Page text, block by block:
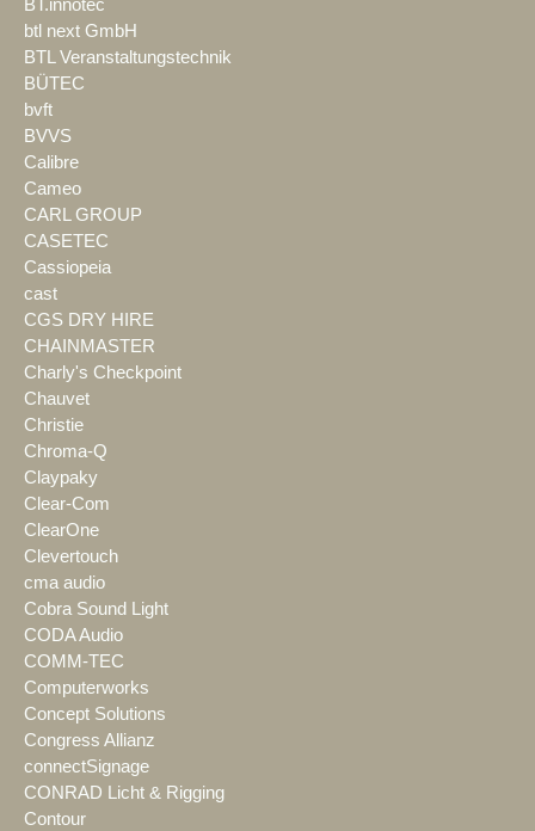
BT.innotec
btl next GmbH
BTL Veranstaltungstechnik
BÜTEC
bvft
BVVS
Calibre
Cameo
CARL GROUP
CASETEC
Cassiopeia
cast
CGS DRY HIRE
CHAINMASTER
Charly's Checkpoint
Chauvet
Christie
Chroma-Q
Claypaky
Clear-Com
ClearOne
Clevertouch
cma audio
Cobra Sound Light
CODA Audio
COMM-TEC
Computerworks
Concept Solutions
Congress Allianz
connectSignage
CONRAD Licht & Rigging
Contour